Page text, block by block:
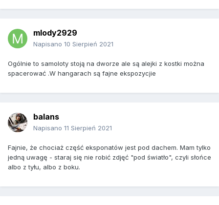
mlody2929
Napisano 10 Sierpień 2021
Ogólnie to samoloty stoją na dworze ale są alejki z kostki można
spacerować .W hangarach są fajne ekspozycjie
balans
Napisano 11 Sierpień 2021
Fajnie, że chociaż część eksponatów jest pod dachem. Mam tylko
jedną uwagę - staraj się nie robić zdjęć "pod światło", czyli słońce
albo z tyłu, albo z boku.